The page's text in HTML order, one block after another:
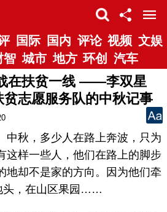
国际 国内 评论 视频 文娱
智 城市 地方 环创 汽车
在扶贫一线 ——李双星
志愿服务队的中秋记事
秋，多少人在路上奔波，只为
这样一些人，他们在路上的脚步
地却不是家的方向。因为他们牵
头，在山区果园……